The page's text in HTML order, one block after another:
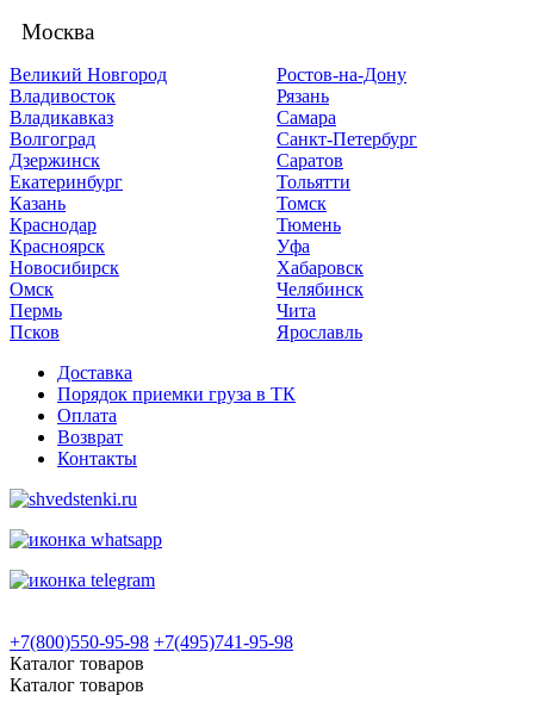
Москва
Великий Новгород
Владивосток
Владикавказ
Волгоград
Дзержинск
Екатеринбург
Казань
Краснодар
Красноярск
Новосибирск
Омск
Пермь
Псков
Ростов-на-Дону
Рязань
Самара
Санкт-Петербург
Саратов
Тольятти
Томск
Тюмень
Уфа
Хабаровск
Челябинск
Чита
Ярославль
Доставка
Порядок приемки груза в ТК
Оплата
Возврат
Контакты
+7(800)550-95-98 +7(495)741-95-98
Каталог товаров
Каталог товаров